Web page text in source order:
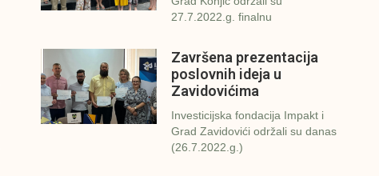
27.7.2022.g. finalnu
Završena prezentacija
poslovnih ideja u
Zavidovićima
Investicijska fondacija Impakt i
Grad Zavidovići održali su danas
(26.7.2022.g.)